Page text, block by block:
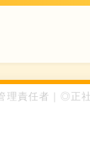
理責任者｜◎